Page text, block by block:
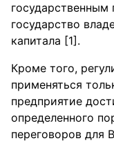
государство
капитала [1].
Кроме того,
применяться
предприятие
определенного
переговоров для